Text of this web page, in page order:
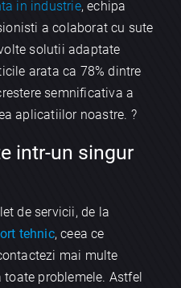
in industrie, echipa
a colaborat cu sute
solutii adaptate
arata ca 78% dintre
semnificativa a
aplicatiilor noastre. ?
intr-un singur
de servicii, de la
tehnic, ceea ce
mai multe
problemele. Astfel